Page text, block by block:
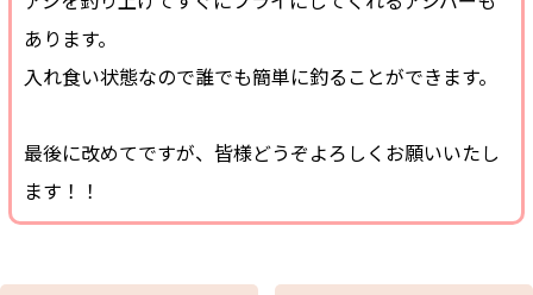
あります。
入れ食い状態なので誰でも簡単に釣ることができます。
最後に改めてですが、皆様どうぞよろしくお願いいたし
ます！！